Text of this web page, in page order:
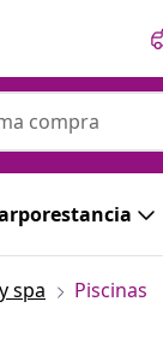
spa Piscinas